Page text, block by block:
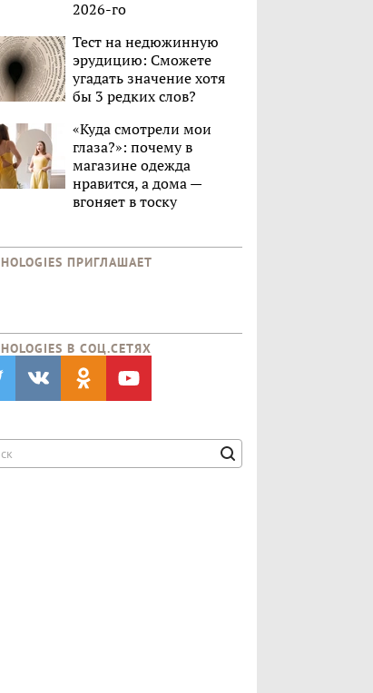
2026-го
Тест на недюжинную
эрудицию: Сможете
угадать значение хотя
бы 3 редких слов?
«Куда смотрели мои
глаза?»: почему в
магазине одежда
нравится, а дома —
вгоняет в тоску
ПРИГЛАШАЕТ
В CОЦ.СЕТЯХ